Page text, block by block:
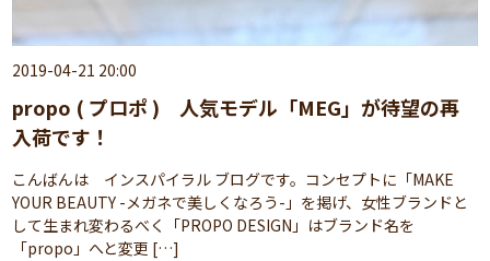
2019-04-21 20:00
propo ( プロポ ) 人気モデル「MEG」が待望の再
入荷です！
こんばんは インスパイラル ブログです。コンセプトに「MAKE
YOUR BEAUTY -メガネで美しくなろう-」を掲げ、女性ブランドと
して生まれ変わるべく「PROPO DESIGN」はブランド名を
「propo」へと変更 […]